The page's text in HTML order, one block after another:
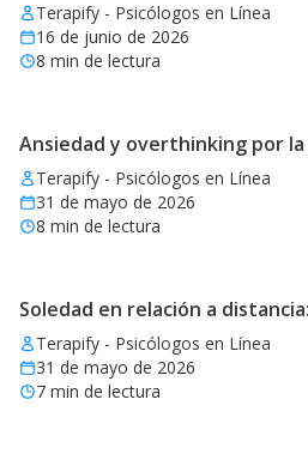
Terapify - Psicólogos en Línea
16 de junio de 2026
8 min de lectura
Ansiedad y overthinking por
Terapify - Psicólogos en Línea
31 de mayo de 2026
8 min de lectura
Soledad en relación a
Terapify - Psicólogos en Línea
31 de mayo de 2026
7 min de lectura